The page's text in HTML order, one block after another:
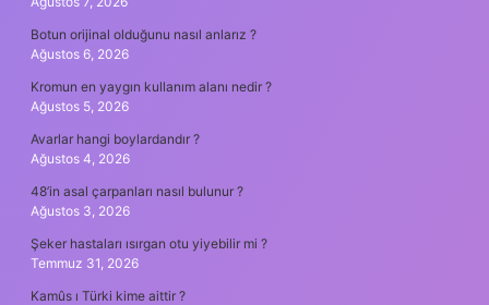
Botun orijinal olduğunu nasıl anlarız ?
Ağustos 6, 2026
Kromun en yaygın kullanım alanı nedir ?
Ağustos 5, 2026
Avarlar hangi boylardandır ?
Ağustos 4, 2026
48’in asal çarpanları nasıl bulunur ?
Ağustos 3, 2026
Şeker hastaları ısırgan otu yiyebilir mi ?
Temmuz 31, 2026
Kamûs ı Türki kime aittir ?